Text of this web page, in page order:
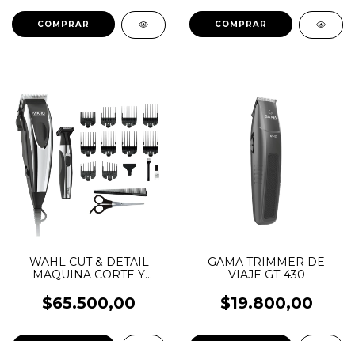
WAHL CUT & DETAIL
MAQUINA CORTE Y
$65.500,00
GAMA TRIMMER DE
VIAJE GT-430
$19.800,00